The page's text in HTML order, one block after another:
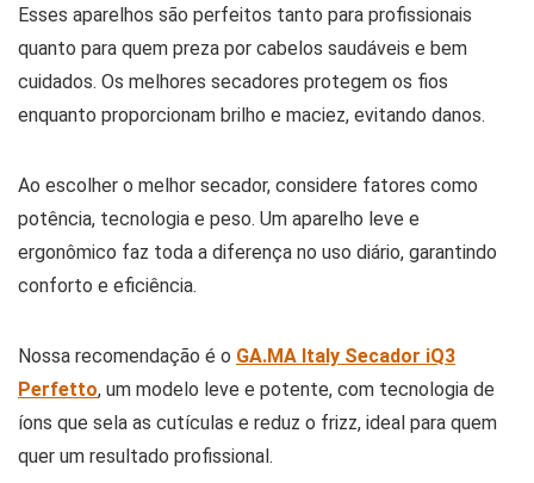
Esses aparelhos são perfeitos tanto para profissionais
quanto para quem preza por cabelos saudáveis e bem
cuidados. Os melhores secadores protegem os fios
enquanto proporcionam brilho e maciez, evitando danos.
Ao escolher o melhor secador, considere fatores como
potência, tecnologia e peso. Um aparelho leve e
ergonômico faz toda a diferença no uso diário, garantindo
conforto e eficiência.
Nossa recomendação é o GA.MA Italy Secador iQ3
Perfetto, um modelo leve e potente, com tecnologia de
íons que sela as cutículas e reduz o frizz, ideal para quem
quer um resultado profissional.